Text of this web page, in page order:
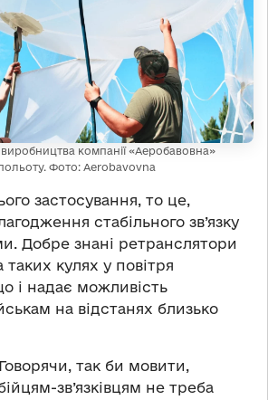
виробництва компанії «Аеробавовна»
Фото: Aerobavovna
застосування, то це,
стабільного зв’язку
Добре знані ретранслятори
таких кулях у повітря
і надає можливість
на відстанях близько
так би мовити,
зв’язківцям не треба